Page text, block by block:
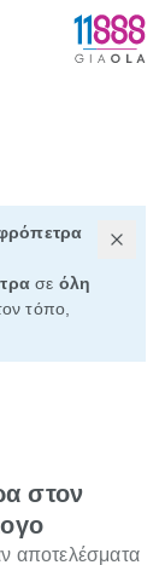
σε όλη
τόπο,
στον
αποτελέσματα